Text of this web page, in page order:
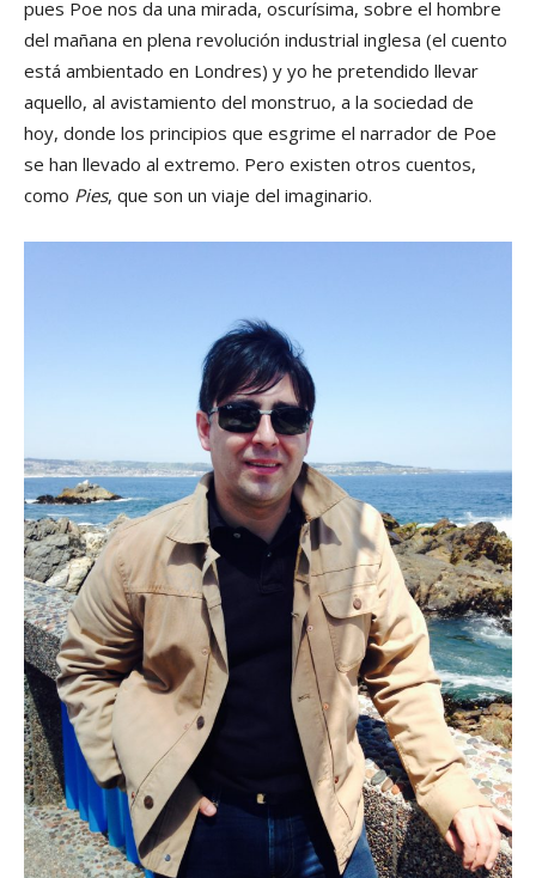
pues Poe nos da una mirada, oscurísima, sobre el hombre
del mañana en plena revolución industrial inglesa (el cuento
está ambientado en Londres) y yo he pretendido llevar
aquello, al avistamiento del monstruo, a la sociedad de
hoy, donde los principios que esgrime el narrador de Poe
se han llevado al extremo. Pero existen otros cuentos,
como Pies, que son un viaje del imaginario.